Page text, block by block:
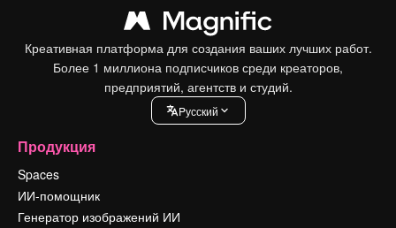
Креативная платформа для создания ваших лучших работ.
Более 1 миллиона подписчиков среди креаторов,
предприятий, агентств и студий.
Pусский
Продукция
Spaces
ИИ-помощник
Генератор изображений ИИ